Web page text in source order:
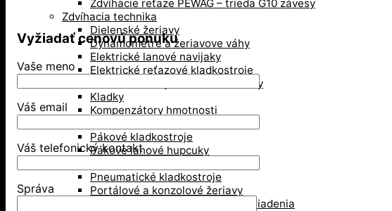
Zdvíhacie reťaze PEWAG – trieda G10 závesy
Zdvíhacia technika
Dielenské žeriavy
Dynamometre a žeriavove váhy
Elektrické lanové navijaky
Elektrické reťazové kladkostroje
Hrebeňové a hydraulické zdviháky
Kladky
Kompenzátory hmotnosti
Pákové kladkostroje
Pákove lanové hupcuky
Pneumatické kladkostroje
Portálové a konzolové žeriavy
Prísavky a Vakuové zdvíhacie zariadenia
Vyžiadať cenovú ponuku
Vaše meno
Váš email
Váš telefonický kontakt
Správa